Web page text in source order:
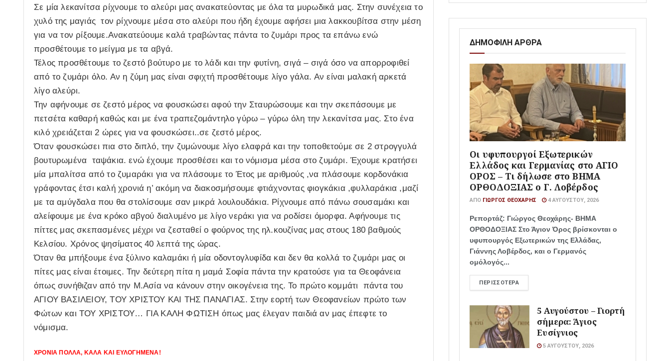
Σε μία λεκανίτσα ρίχνουμε το αλεύρι μας ανακατεύοντας με όλα τα μυρωδικά μας. Στην συνέχεια το
χυλό της μαγιάς τον ρίχνουμε μέσα στο αλεύρι που ήδη έχουμε αφήσει μια λακκουβίτσα στην μέση
για να τον ρίξουμε.Ανακατεύουμε καλά τραβώντας πάντα το ζυμάρι προς τα επάνω ενώ
προσθέτουμε το μείγμα με τα αβγά.
Τέλος προσθέτουμε το ζεστό βούτυρο με το λάδι και την φυτίνη, σιγά – σιγά όσο να απορροφιθεί
από το ζυμάρι όλο. Αν η ζύμη μας είναι σφιχτή προσθέτουμε λίγο γάλα. Αν είναι μαλακή αρκετά
λίγο αλεύρι.
Την αφήνουμε σε ζεστό μέρος να φουσκώσει αφού την Σταυρώσουμε και την σκεπάσουμε με
πετσέτα καθαρή καθώς και με ένα τραπεζομάντηλο γύρω – γύρω όλη την λεκανίτσα μας. Στο ένα
κιλό χρειάζεται 2 ώρες για να φουσκώσει..σε ζεστό μέρος.
Όταν φουσκώσει πια στο διπλό, την ζυμώνουμε λίγο ελαφρά και την τοποθετούμε σε 2 στρογγυλά
βουτυρωμένα ταψάκια. ενώ έχουμε προσθέσει και το νόμισμα μέσα στο ζυμάρι. Έχουμε κρατήσει
μία μπαλίτσα από το ζυμαράκι για να πλάσουμε το Έτος με αριθμούς ,να πλάσουμε κορδονάκια
γράφοντας έτσι καλή χρονιά η’ ακόμη να διακοσμήσουμε φτιάχνοντας φιογκάκια ,φυλλαράκια ,μαζί
με τα αμύγδαλα που θα στολίσουμε σαν μικρά λουλουδάκια. Ρίχνουμε από πάνω σουσαμάκι και
αλείφουμε με ένα κρόκο αβγού διαλυμένο με λίγο νεράκι για να ροδίσει όμορφα. Αφήνουμε τις
πίττες μας σκεπασμένες μέχρι να ζεσταθεί ο φούρνος της ηλ.κουζίνας μας στους 180 βαθμούς
Κελσίου. Χρόνος ψησίματος 40 λεπτά της ώρας.
Όταν θα μπήξουμε ένα ξύλινο καλαμάκι ή μία οδοντογλυφίδα και δεν θα κολλά το ζυμάρι μας οι
πίτες μας είναι έτοιμες. Την δεύτερη πίτα η μαμά Σοφία πάντα την κρατούσε για τα Θεοφάνεια
όπως συνήθιζαν από την Μ.Ασία να κάνουν στην οικογένεια της. Το πρώτο κομμάτι πάντα του
ΑΓIΟΥ ΒΑΣΙΛΕΙΟΥ, ΤΟΥ ΧΡΙΣΤΟΥ ΚΑΙ ΤΗΣ ΠΑΝΑΓΙΑΣ. Στην εορτή των Θεοφανείων πρώτο των
Φώτων και ΤΟΥ ΧΡΙΣΤΟΥ… ΓΙΑ ΚΑΛΗ ΦΩΤΙΣΗ όπως μας έλεγαν παιδιά αν μας έπεφτε το
νόμισμα.
ΧΡΟΝΙΑ ΠΟΛΛΑ, ΚΑΛΑ ΚΑΙ ΕΥΛΟΓΗΜΕΝΑ!
ΔΗΜΟΦΙΛΗ ΑΡΘΡΑ
Οι υφυπουργοί Εξωτερικών
Ελλάδος και Γερμανίας στο ΑΓΙΟ
ΟΡΟΣ – Τι δήλωσε στο ΒΗΜΑ
ΟΡΘΟΔΟΞΙΑΣ ο Γ. Λοβέρδος
ΑΠΌ ΓΙΏΡΓΟΣ ΘΕΟΧΆΡΗΣ 4 ΑΥΓΟΎΣΤΟΥ, 2026
Ρεπορτάζ: Γιώργος Θεοχάρης- ΒΗΜΑ
ΟΡΘΟΔΟΞΙΑΣ Στο Άγιον Όρος βρίσκονται ο
υφυπουργός Εξωτερικών της Ελλάδας,
Γιάννης Λοβέρδος, και ο Γερμανός
ομόλογός...
ΠΕΡΙΣΣΌΤΕΡΑ
5 Αυγούστου – Γιορτή
σήμερα: Άγιος
Ευσίγνιος
5 ΑΥΓΟΎΣΤΟΥ, 2026